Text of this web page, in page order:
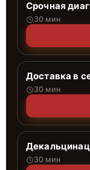
Срочная
30 мин
Доставка в
30 мин
30 мин